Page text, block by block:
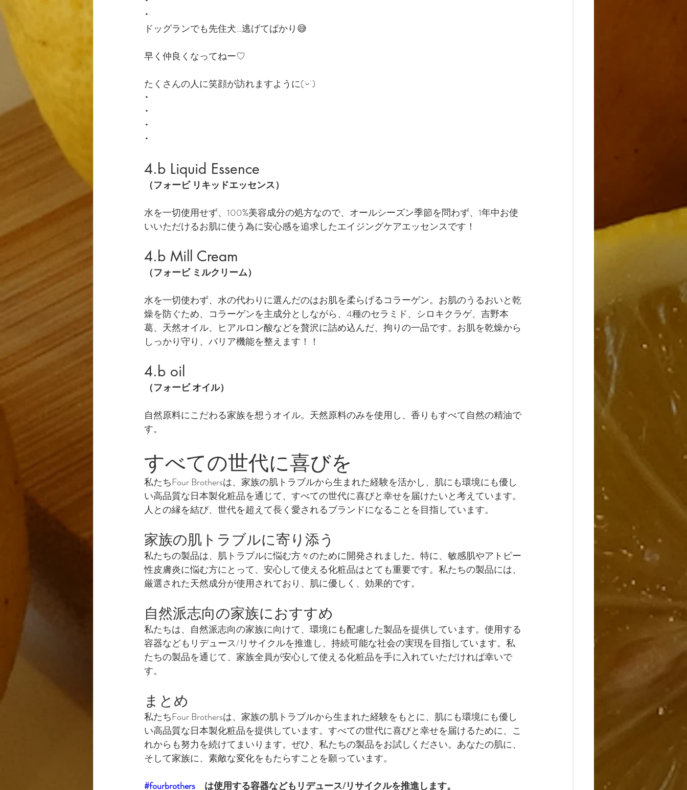
･
ドッグランでも先住犬…逃げてばかり😅
早く仲良くなってねー♡
たくさんの人に笑顔が訪れますように(˙ᵕ˙ )
･
･
･
･
4.b Liquid Essence
（フォービ リキッドエッセンス）
水を一切使用せず、100%美容成分の処方なので、オールシーズン季節を問わず、1年中お使
いいただけるお肌に使う為に安心感を追求したエイジングケアエッセンスです！
4.b Mill Cream
（フォービ ミルクリーム）
水を一切使わず、水の代わりに選んだのはお肌を柔らげるコラーゲン。お肌のうるおいと乾
燥を防ぐため、コラーゲンを主成分としながら、4種のセラミド、シロキクラゲ、吉野本
葛、天然オイル、ヒアルロン酸などを贅沢に詰め込んだ、拘りの一品です。お肌を乾燥から
しっかり守り、バリア機能を整えます！！
4.b oil
（フォービ オイル）
自然原料にこだわる家族を想うオイル。天然原料のみを使用し、香りもすべて自然の精油で
す。
すべての世代に喜びを
私たちFour Brothersは、家族の肌トラブルから生まれた経験を活かし、肌にも環境にも優し
い高品質な日本製化粧品を通じて、すべての世代に喜びと幸せを届けたいと考えています。
人との縁を結び、世代を超えて長く愛されるブランドになることを目指しています。
家族の肌トラブルに寄り添う
私たちの製品は、肌トラブルに悩む方々のために開発されました。特に、敏感肌やアトピー
性皮膚炎に悩む方にとって、安心して使える化粧品はとても重要です。私たちの製品には、
厳選された天然成分が使用されており、肌に優しく、効果的です。
自然派志向の家族におすすめ
私たちは、自然派志向の家族に向けて、環境にも配慮した製品を提供しています。使用する
容器などもリデュース/リサイクルを推進し、持続可能な社会の実現を目指しています。私
たちの製品を通じて、家族全員が安心して使える化粧品を手に入れていただければ幸いで
す。
まとめ
私たちFour Brothersは、家族の肌トラブルから生まれた経験をもとに、肌にも環境にも優し
い高品質な日本製化粧品を提供しています。すべての世代に喜びと幸せを届けるために、こ
れからも努力を続けてまいります。ぜひ、私たちの製品をお試しください。あなたの肌に、
そして家族に、素敵な変化をもたらすことを願っています。
#fourbrothers は使用する容器などもリデュース/リサイクルを推進します。